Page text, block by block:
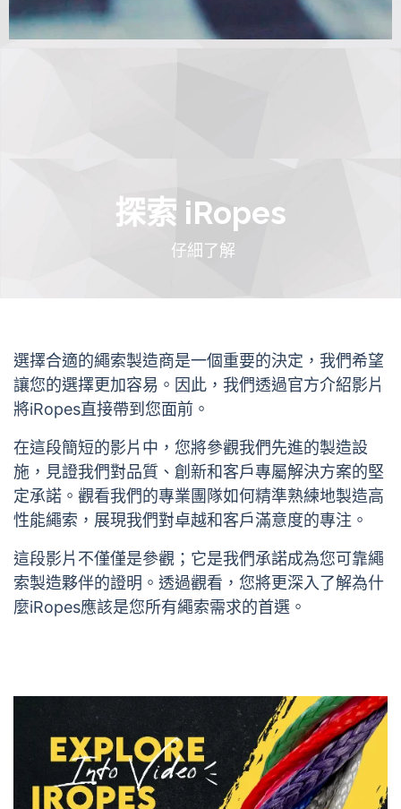
探索 iRopes
仔細了解
選擇合適的繩索製造商是一個重要的決定，我們希望
讓您的選擇更加容易。因此，我們透過官方介紹影片
將iRopes直接帶到您面前。
在這段簡短的影片中，您將參觀我們先進的製造設
施，見證我們對品質、創新和客戶專屬解決方案的堅
定承諾。觀看我們的專業團隊如何精準熟練地製造高
性能繩索，展現我們對卓越和客戶滿意度的專注。
這段影片不僅僅是參觀；它是我們承諾成為您可靠繩
索製造夥伴的證明。透過觀看，您將更深入了解為什
麼iRopes應該是您所有繩索需求的首選。